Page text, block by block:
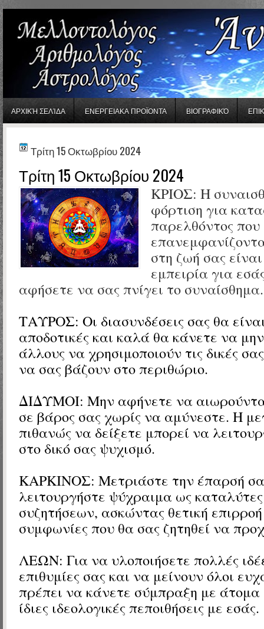
ΑΡΧΙΚΉ ΣΕΛΊΔΑ ΕΝΕΡΓΕΙΑΚΑ ΠΡΟΪΟΝΤΑ ΒΙΟΓΡΑΦΙΚΌ
Τρίτη 15 Οκτωβρίου 2024
Τρίτη 15 Οκτωβρίου 2024
ΚΡΙΟΣ: Η
φόρτιση για
παρελθόντος που
στη ζωή σας
εμπειρία για
αφήσετε να σας πνίγει το συναίσθημα.
ΤΑΥΡΟΣ: Οι διασυνδέσεις σας θα
αποδοτικές και καλά θα κάνετε να
άλλους να χρησιμοποιούν τις δικές
να σας βάζουν στο περιθώριο.
ΔΙΔΥΜΟΙ: Μην αφήνετε να
σε βάρος σας χωρίς να αμύνεστε. Η
πιθανώς να δείξετε μπορεί να
στο δικό σας ψυχισμό.
ΚΑΡΚΙΝΟΣ: Μετριάστε την έπαρσή
λειτουργήστε ψύχραιμα ως
συζητήσεων, ασκώντας θετική επιρροή
συμφωνίες που θα σας ζητηθεί να
ΛΕΩΝ: Για να υλοποιήσετε πολλές
επιθυμίες σας και να μείνουν όλοι
πρέπει να κάνετε σύμπραξη με άτομα
ίδιες ιδεολογικές πεποιθήσεις με εσάς.